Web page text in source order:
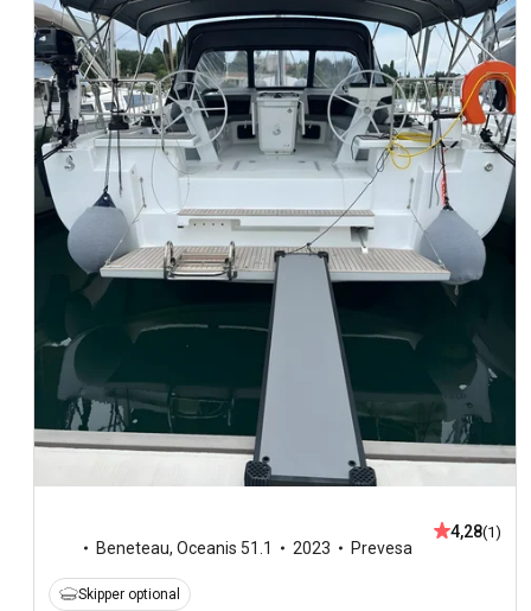
Beneteau, Oceanis 51.1 2023 Prevesa
4,28(1)
Skipper optional